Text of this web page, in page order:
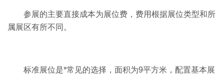
参展的主要直接成本为展位费，费用根据展位类型和所
属展区有所不同。
标准展位是*常见的选择，面积为9平方米，配置基本展